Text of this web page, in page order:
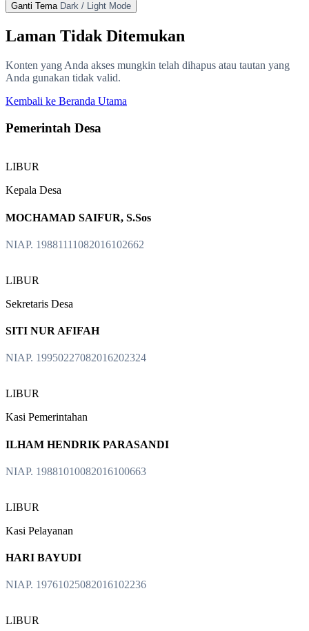
Ganti Tema Dark / Light Mode
Laman Tidak Ditemukan
Konten yang Anda akses mungkin telah dihapus atau tautan yang
Anda gunakan tidak valid.
Kembali ke Beranda Utama
Pemerintah Desa
LIBUR
Kepala Desa
MOCHAMAD SAIFUR, S.Sos
NIAP. 19881111082016102662
LIBUR
Sekretaris Desa
SITI NUR AFIFAH
NIAP. 19950227082016202324
LIBUR
Kasi Pemerintahan
ILHAM HENDRIK PARASANDI
NIAP. 19881010082016100663
LIBUR
Kasi Pelayanan
HARI BAYUDI
NIAP. 19761025082016102236
LIBUR